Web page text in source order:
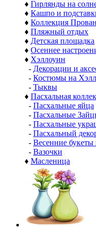
♦ Гирлянды на
♦ Кашпо и
♦ Коллекция
♦ Пляжный отдых
♦ Детская площадка
♦ Осеннее
♦ Хэллоуин
- Декорации и
- Костюмы на
- Тыквы
♦ Пасхальная
- Пасхальные яйца
- Пасхальные
- Пасхальные
- Пасхальный
- Весенние
- Вазочки
♦ Масленица